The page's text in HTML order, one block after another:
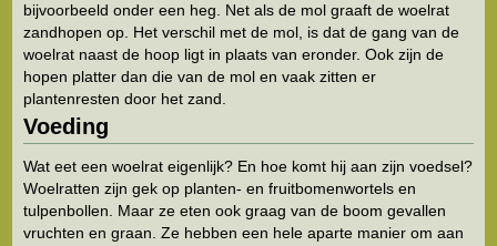
bijvoorbeeld onder een heg. Net als de mol graaft de woelrat
zandhopen op. Het verschil met de mol, is dat de gang van de
woelrat naast de hoop ligt in plaats van eronder. Ook zijn de
hopen platter dan die van de mol en vaak zitten er
plantenresten door het zand.
Voeding
Wat eet een woelrat eigenlijk? En hoe komt hij aan zijn voedsel?
Woelratten zijn gek op planten- en fruitbomenwortels en
tulpenbollen. Maar ze eten ook graag van de boom gevallen
vruchten en graan. Ze hebben een hele aparte manier om aan